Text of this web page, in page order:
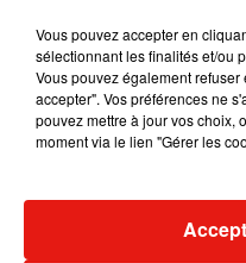
de beaux et longs jours
Vous pouvez accepter en
sélectionnant les finalités et/ou
Vous pouvez également
accepter". Vos préférences ne
pouvez mettre à jour vos choix,
moment via le lien "Gérer les